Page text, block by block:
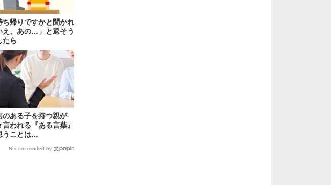
ち帰りですかと聞かれ
え、あの…」と返そう
たら
のある子を持つ親が
言われる『ある言葉』
うことは…
Recommended by